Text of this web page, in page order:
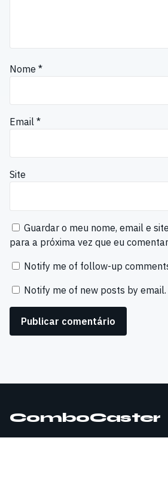
Nome *
Email *
Site
Guardar o meu nome, email e
para a próxima vez que eu
Notify me of follow-up
Notify me of new posts by email.
ComboCaster